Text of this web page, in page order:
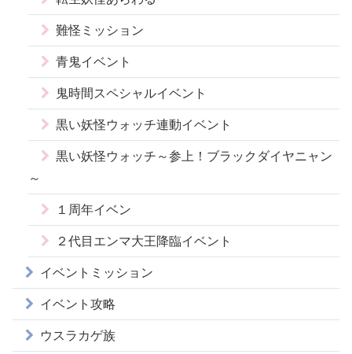
難怪ミッション
青鬼イベント
鬼時間スペシャルイベント
黒い妖怪ウォッチ連動イベント
黒い妖怪ウォッチ～参上！ブラックダイヤニャン
～
１周年イベン
２代目エンマ大王降臨イベント
イベントミッション
イベント攻略
ウスラカゲ族